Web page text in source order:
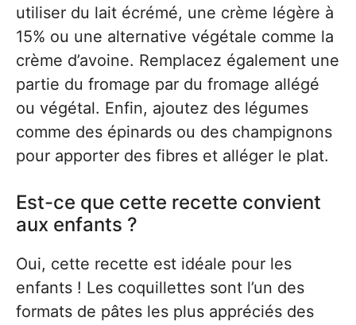
utiliser du lait écrémé, une crème légère à
15% ou une alternative végétale comme la
crème d’avoine. Remplacez également une
partie du fromage par du fromage allégé
ou végétal. Enfin, ajoutez des légumes
comme des épinards ou des champignons
pour apporter des fibres et alléger le plat.
Est-ce que cette recette convient
aux enfants ?
Oui, cette recette est idéale pour les
enfants ! Les coquillettes sont l’un des
formats de pâtes les plus appréciés des